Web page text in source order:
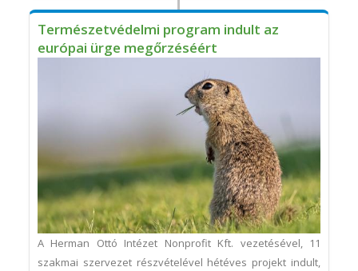
Természetvédelmi program indult az
európai ürge megőrzéséért
A Herman Ottó Intézet Nonprofit Kft. vezetésével, 11
szakmai szervezet részvételével hétéves projekt indult,